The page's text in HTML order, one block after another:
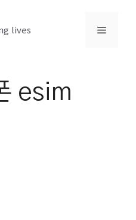
lives 메
esim